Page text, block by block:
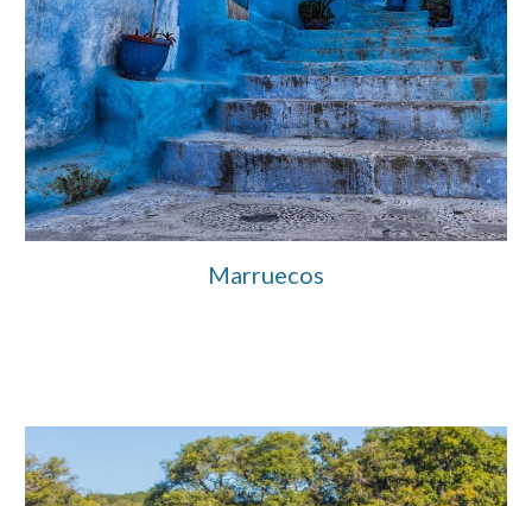
Marruecos